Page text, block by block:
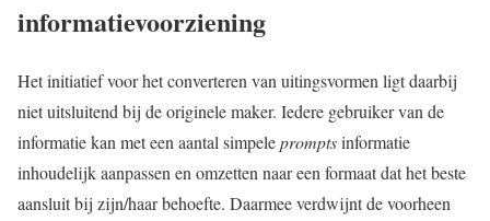
informatievoorziening
Het initiatief voor het converteren van uitingsvormen ligt daarbij
niet uitsluitend bij de originele maker. Iedere gebruiker van de
informatie kan met een aantal simpelepromptsinformatie
inhoudelijk aanpassen en omzetten naar een formaat dat het beste
aansluit bij zijn/haar behoefte. Daarmee verdwijnt de voorheen